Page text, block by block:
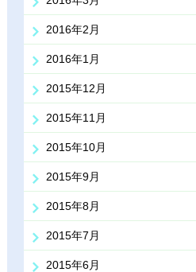
2016年2月
2016年1月
2015年12月
2015年11月
2015年10月
2015年9月
2015年8月
2015年7月
2015年6月